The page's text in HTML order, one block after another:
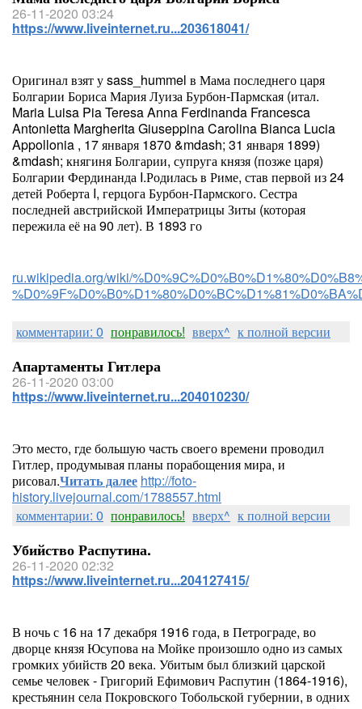
26-11-2020 03:24
https://www.liveinternet.ru...203618041/
Оригинал взят у sass_hummel в Мама последнего царя
Болгарии Бориса Мария Луиза Бурбон-Пармская (итал.
Maria Luisa Pia Teresa Anna Ferdinanda Francesca
Antonietta Margherita Giuseppina Carolina Bianca Lucia
Appollonia , 17 января 1870 &mdash; 31 января 1899)
&mdash; княгиня Болгарии, супруга князя (позже царя)
Болгарии Фердинанда I.Родилась в Риме, став первой из 24
детей Роберта I, герцога Бурбон-Пармского. Сестра
последней австрийской Императрицы Зиты (которая
пережила её на 90 лет). В 1893 го
ru.wikipedia.org/wiki/
комментарии: 0 понравилось! вверх^ к полной версии
Апартаменты Гитлера
26-11-2020 03:00
https://www.liveinternet.ru...204010230/
Это место, где большую часть своего времени проводил
Гитлер, продумывая планы порабощения мира, и
рисовал.Читать далее http://foto-
history.livejournal.com/1788557.html
комментарии: 0 понравилось! вверх^ к полной версии
Убийство Распутина.
26-11-2020 02:32
https://www.liveinternet.ru...204127415/
В ночь с 16 на 17 декабря 1916 года, в Петрограде, во
дворце князя Юсупова на Мойке произошло одно из самых
громких убийств 20 века. Убитым был близкий царской
семье человек - Григорий Ефимович Распутин (1864-1916),
крестьянин села Покровского Тобольской губернии, в одних